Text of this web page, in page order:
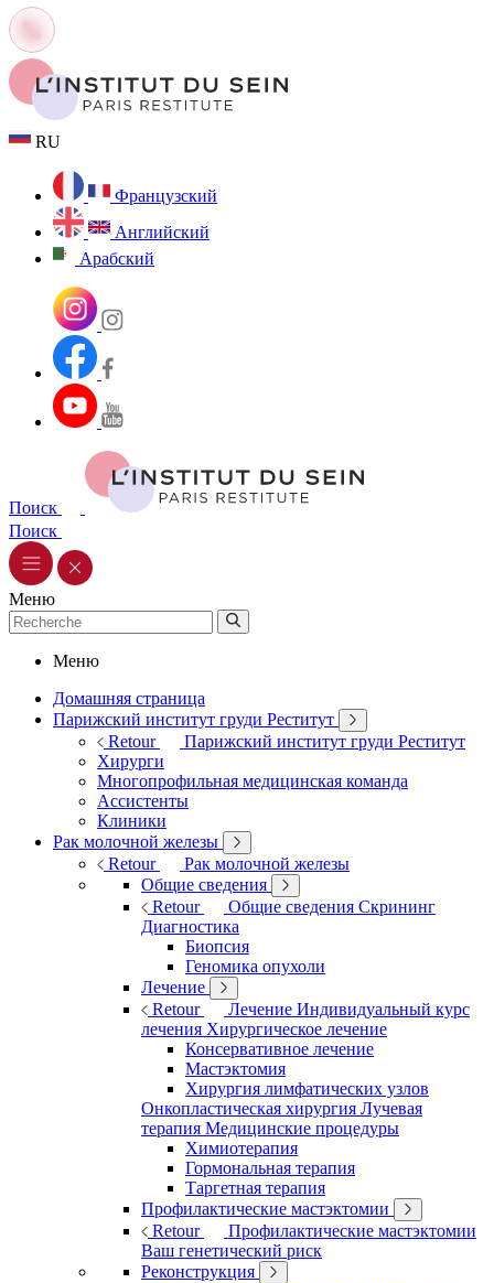
RU
Французский
Английский
Арабский
Поиск
Поиск
Меню
Меню
Домашняя страница
Парижский институт груди Реститут
Retour
Парижский институт груди Реститут
Хирурги
Многопрофильная медицинская команда
Ассистенты
Клиники
Рак молочной железы
Retour
Рак молочной железы
Общие сведения
Retour
Общие сведения Скрининг
Диагностика
Биопсия
Геномика опухоли
Лечение
Retour
Лечение Индивидуальный курс
лечения Хирургическое лечение
Консервативное лечение
Мастэктомия
Хирургия лимфатических узлов
Онкопластическая хирургия Лучевая
терапия Медицинские процедуры
Химиотерапия
Гормональная терапия
Таргетная терапия
Профилактические мастэктомии
Retour
Профилактические мастэктомии
Ваш генетический риск
Реконструкция